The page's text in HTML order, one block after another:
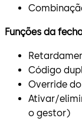
Funções da
Código
Override
Ativar/
o gestor)